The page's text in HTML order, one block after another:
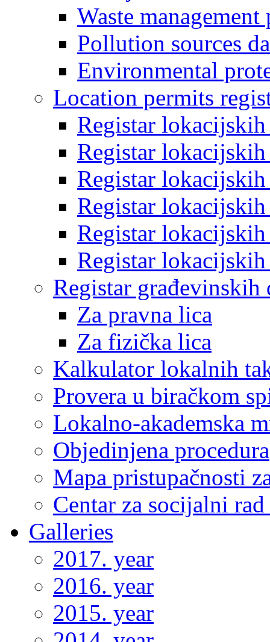
Waste management
Pollution sources
Environmental
Location permits
Registar
Registar
Registar
Registar
Registar
Registar
Registar građevinskih
Za pravna lica
Za fizička lica
Kalkulator lokalnih
Provera u biračkom
Lokalno-akademska
Objedinjena procedura
Mapa pristupačnosti
Centar za socijalni
Galleries
2017. year
2016. year
2015. year